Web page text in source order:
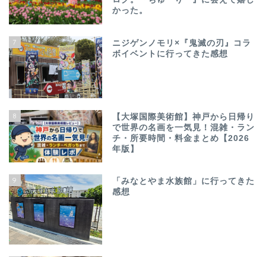
かった。
7
ニジゲンノモリ×『鬼滅の刃』コラ
ボイベントに行ってきた感想
8
【大塚国際美術館】神戸から日帰り
で世界の名画を一気見！混雑・ラン
チ・所要時間・料金まとめ【2026
年版】
9
「みなとやま水族館」に行ってきた
感想